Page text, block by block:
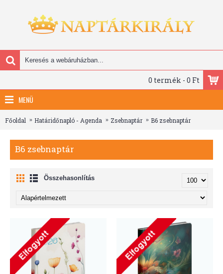
0 termék - 0 Ft
MENÜ
Főoldal Határidőnapló - Agenda Zsebnaptár B6 zsebnaptár
B6 zsebnaptár
Összehasonlítás